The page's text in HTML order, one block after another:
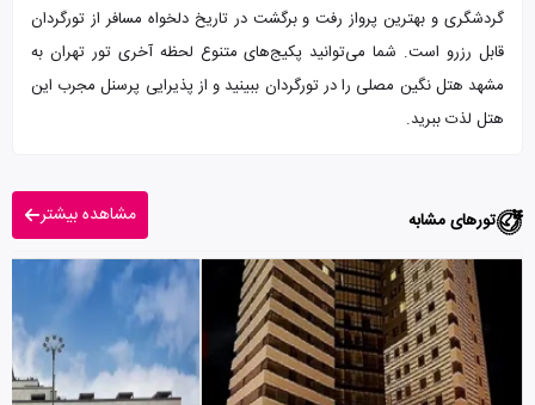
گردشگری و بهترین پرواز رفت و برگشت در تاریخ دلخواه مسافر از تورگردان
قابل رزرو است. شما می‌توانید پکیج‌های متنوع لحظه آخری تور تهران به
مشهد هتل نگین مصلی را در تورگردان ببینید و از پذیرایی پرسنل مجرب این
هتل لذت ببرید.
تورهای مشابه مشاهده بیشتر